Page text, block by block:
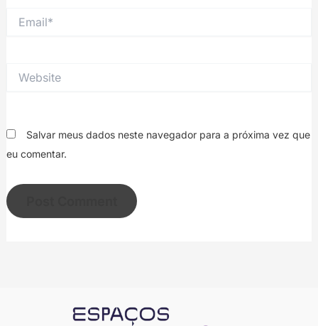
Salvar meus dados neste navegador para a próxima vez que
eu comentar.